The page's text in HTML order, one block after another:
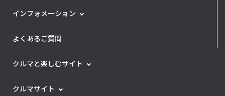
インフォメーション
よくあるご質問
クルマと楽しむサイト
クルマサイト